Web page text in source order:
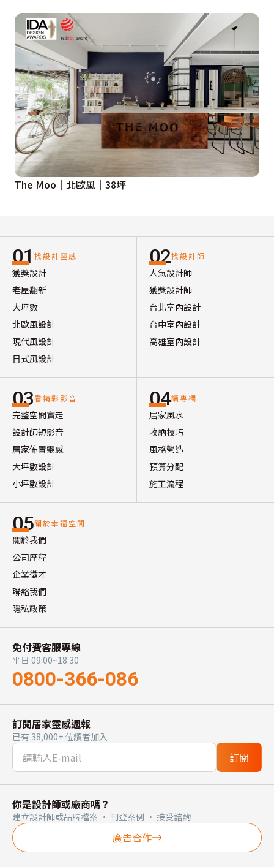
The Moo│北歐風│38坪
01 找設計靈感
獲獎設計
老屋翻新
大坪數
北歐風設計
現代風設計
日式風設計
02找設計師
人氣設計師
獲獎設計師
台北室內設計
台中室內設計
高雄室內設計
03看精彩影音
完整空間實走
設計師短影音
居家佈置靈感
大坪數設計
小坪數設計
04讀專欄
居家風水
收納技巧
風格營造
預算分配
施工流程
05關於幸福空間
關於我們
公司歷程
企業徵才
聯絡我們
隱私政策
免付費客服專線
平日 09:00~18:30
0800-366-086
訂閱居家靈感週報
已有 38,000+ 位讀者加入
訂閱
你是設計師或廠商嗎？
建立設計師或品牌檔案 · 刊登案例 · 接受諮詢
廣告合作